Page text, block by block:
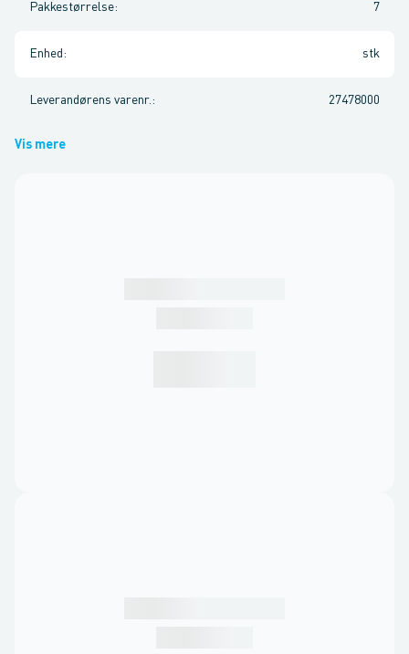
Pakkestørrelse: 7
Enhed : stk
Leverandørens varenr. : 27478000
Vis mere